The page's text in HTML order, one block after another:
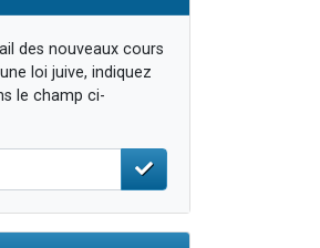
des nouveaux cours
loi juive, indiquez
le champ ci-